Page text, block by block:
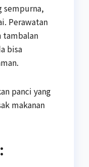
sempurna,
Perawatan
tambalan
bisa
panci yang
makanan